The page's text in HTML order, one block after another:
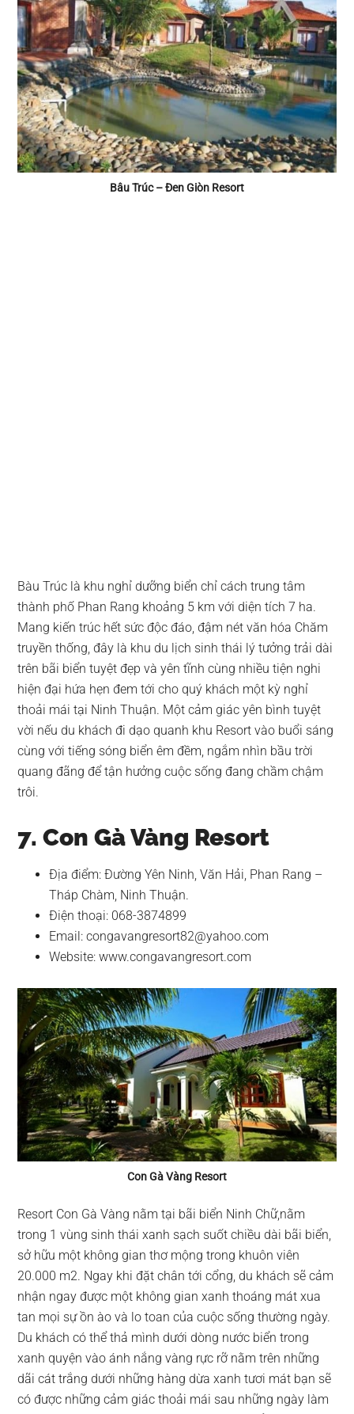
Bâu Trúc – Đen Giòn Resort
Bàu Trúc là khu nghỉ dưỡng biển chỉ cách trung tâm
thành phố Phan Rang khoảng 5 km với diện tích 7 ha.
Mang kiến trúc hết sức độc đáo, đậm nét văn hóa Chăm
truyền thống, đây là khu du lịch sinh thái lý tưởng trải dài
trên bãi biển tuyệt đẹp và yên tĩnh cùng nhiều tiện nghi
hiện đại hứa hẹn đem tới cho quý khách một kỳ nghỉ
thoải mái tại Ninh Thuận. Một cảm giác yên bình tuyệt
vời nếu du khách đi dạo quanh khu Resort vào buổi sáng
cùng với tiếng sóng biển êm đềm, ngắm nhìn bầu trời
quang đãng để tận hưởng cuộc sống đang chầm chậm
trôi.
7. Con Gà Vàng Resort
Địa điểm: Đường Yên Ninh, Văn Hải, Phan Rang –
Tháp Chàm, Ninh Thuận.
Điện thoại: 068-3874899
Email:congavangresort82@yahoo.com
Website: www.congavangresort.com
Con Gà Vàng Resort
Resort Con Gà Vàng nằm tại bãi biển Ninh Chữ,nằm
trong 1 vùng sinh thái xanh sạch suốt chiều dài bãi biển,
sở hữu một không gian thơ mộng trong khuôn viên
20.000 m2. Ngay khi đặt chân tới cổng, du khách sẽ cảm
nhận ngay được một không gian xanh thoáng mát xua
tan mọi sự ồn ào và lo toan của cuộc sống thường ngày.
Du khách có thể thả mình dưới dòng nước biển trong
xanh quyện vào ánh nắng vàng rực rỡ nằm trên những
dãi cát trắng dưới những hàng dừa xanh tươi mát bạn sẽ
có được những cảm giác thoải mái sau những ngày làm